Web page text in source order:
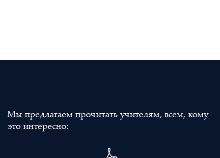
Мы предлагаем прочитать учителям, всем, кому
это интересно: